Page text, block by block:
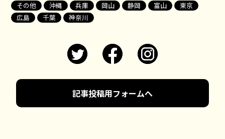
その他 沖縄 兵庫 岡山 静岡 富山
東京
広島
千葉 神奈川
記事投稿用フォームへ